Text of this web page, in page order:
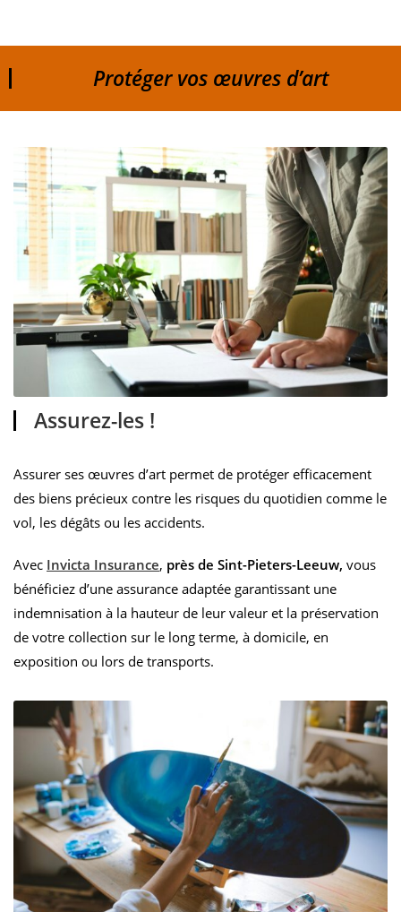
Protéger vos œuvres d’art
Assurez-les !
Assurer ses œuvres d’art permet de protéger efficacement
des biens précieux contre les risques du quotidien comme le
vol, les dégâts ou les accidents.
Avec Invicta Insurance, près de Sint-Pieters-Leeuw, vous
bénéficiez d’une assurance adaptée garantissant une
indemnisation à la hauteur de leur valeur et la préservation
de votre collection sur le long terme, à domicile, en
exposition ou lors de transports.